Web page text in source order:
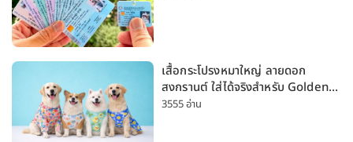
เสื้อกระโปรงหมาใหญ่ ลายดอก
สงกรานต์ ใส่ได้จริงสำหรับ Golden
Husky Labrador [อัปเดต 2026]
3555 อ่าน